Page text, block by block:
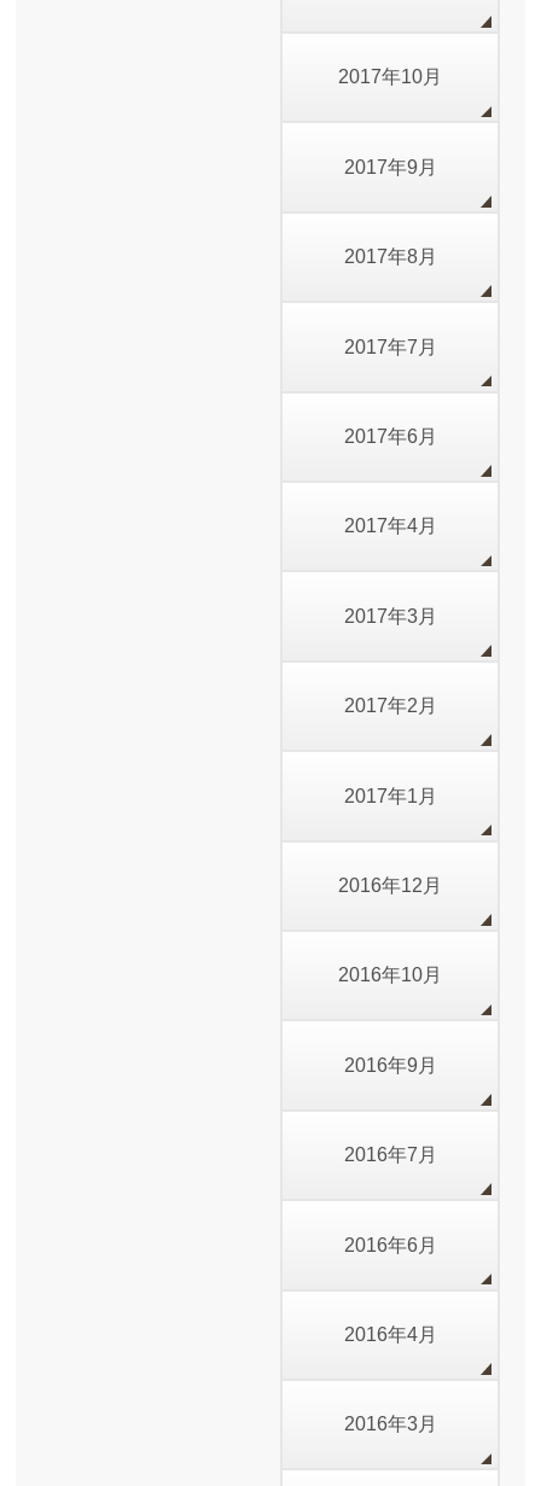
2017年10月
2017年9月
2017年8月
2017年7月
2017年6月
2017年4月
2017年3月
2017年2月
2017年1月
2016年12月
2016年10月
2016年9月
2016年7月
2016年6月
2016年4月
2016年3月